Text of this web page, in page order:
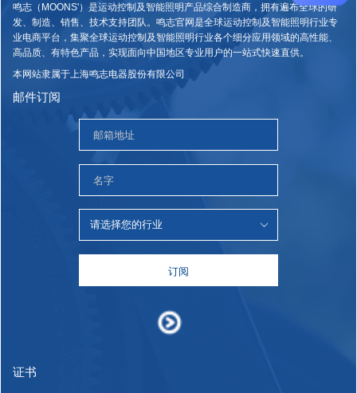
鸣志（MOONS'）是运动控制及智能照明产品综合制造商，拥有遍布全球的研
发、制造、销售、技术支持团队。鸣志官网是全球运动控制及智能照明行业专
业电商平台，集聚全球运动控制及智能照明行业各个细分应用领域的高性能、
高品质、有特色产品，实现面向中国地区专业用户的一站式快速直供。
本网站隶属于上海鸣志电器股份有限公司
邮件订阅
订阅
证书